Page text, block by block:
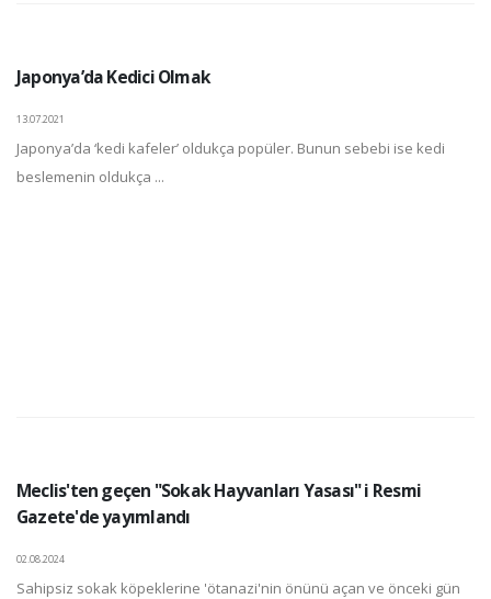
Japonya’da Kedici Olmak
13.07.2021
Japonya’da ‘kedi kafeler’ oldukça popüler. Bunun sebebi ise kedi
beslemenin oldukça ...
Meclis'ten geçen "Sokak Hayvanları Yasası" i Resmi
Gazete'de yayımlandı
02.08.2024
Sahipsiz sokak köpeklerine 'ötanazi'nin önünü açan ve önceki gün